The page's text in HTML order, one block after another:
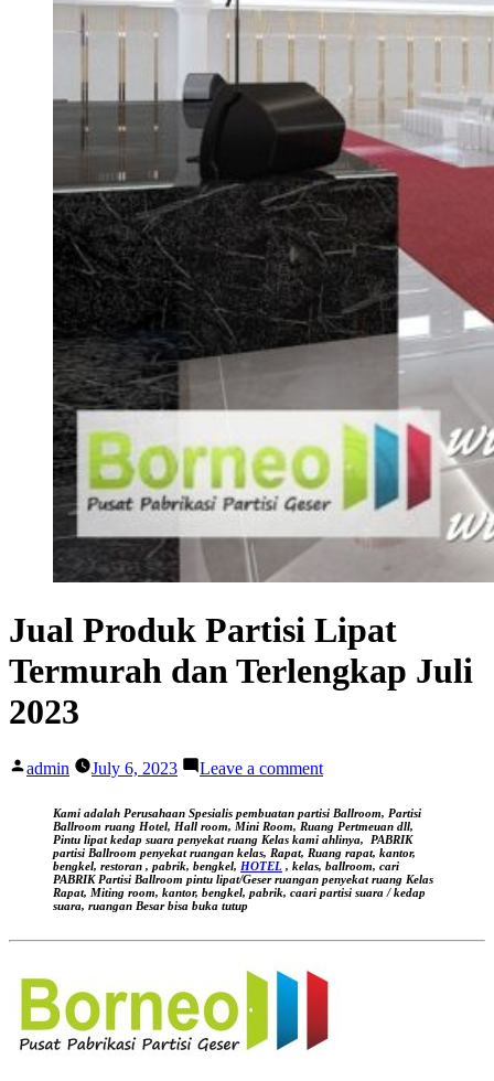
Jual Produk Partisi Lipat
Termurah dan Terlengkap Juli
2023
Posted
admin July 6, 2023 Leave a commenton
Produk
Partisi
Lipat
Termurah
dan
2023
Kami adalah Perusahaan Spesialis pembuatan partisi Ballroom, Partisi
Ballroom ruang Hotel, Hall room, Mini Room, Ruang Pertmeuan dll,
Pintu lipat kedap suara penyekat ruang Kelas kami ahlinya,
PABRIK
partisi Ballroom penyekat ruangan kelas, Rapat, Ruang rapat, kantor,
bengkel, restoran , pabrik, bengkel, HOTEL , kelas, ballroom, cari
PABRIK Partisi Ballroom pintu lipat/Geser ruangan penyekat ruang Kelas
Rapat, Miting room, kantor, bengkel, pabrik, caari partisi suara / kedap
suara, ruangan Besar bisa buka tutup